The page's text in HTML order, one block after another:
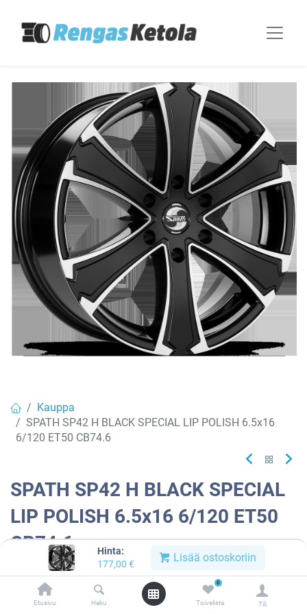
Hinta:
177,00 € Lisää ostoskoriin
Etusivu Haku
0
Toivelista Tili
Kauppa
SPATH SP42 H BLACK SPECIAL LIP POLISH 6.5x16
6/120 ET50 CB74.6
SPATH SP42 H BLACK SPECIAL
LIP POLISH 6.5x16 6/120 ET50
CB74.6
8052862824258 Tuotekoodi:
177,00 / kpl